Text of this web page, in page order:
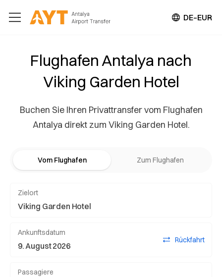
DE–EUR
Flughafen Antalya nach
Viking Garden Hotel
Buchen Sie Ihren Privattransfer vom Flughafen
Antalya direkt zum Viking Garden Hotel.
Vom Flughafen Zum Flughafen
Zielort
Ankunftsdatum
Rückfahrt
Passagiere